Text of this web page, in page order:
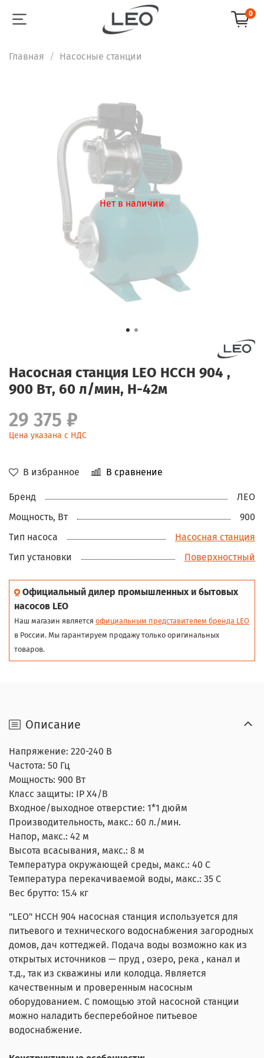
0
Главная Насосные станции
Нет в наличии
Насосная станция LEO НССН 904 ,
900 Вт, 60 л/мин, H-42м
В избранное В сравнение
29 375 ₽
Цена указана с НДС
Бренд
ЛЕО
Мощность, Вт
900
Тип насоса
Насосная станция
Тип установки
Поверхностный
Официальный дилер промышленных и бытовых
насосов LEO
Наш магазин является официальным представителем бренда LEO
в России. Мы гарантируем продажу только оригинальных
товаров.
Описание
Напряжение: 220-240 В
Частота: 50 Гц
Мощность: 900 Вт
Класс защиты: IP X4/B
Входное/выходное отверстие: 1*1 дюйм
Производительность, макс.: 60 л./мин.
Напор, макс.: 42 м
Высота всасывания, макс.: 8 м
Температура окружающей среды, макс.: 40 С
Температура перекачиваемой воды, макс.: 35 С
Вес брутто: 15.4 кг
"LEO" НССН 904 насосная станция используется для
питьевого и технического водоснабжения загородных
домов, дач коттеджей. Подача воды возможно как из
открытых источников — пруд , озеро, река , канал и
т.д., так из скважины или колодца. Является
качественным и проверенным насосным
оборудованием. С помощью этой насосной станции
можно наладить бесперебойное питьевое
водоснабжение.